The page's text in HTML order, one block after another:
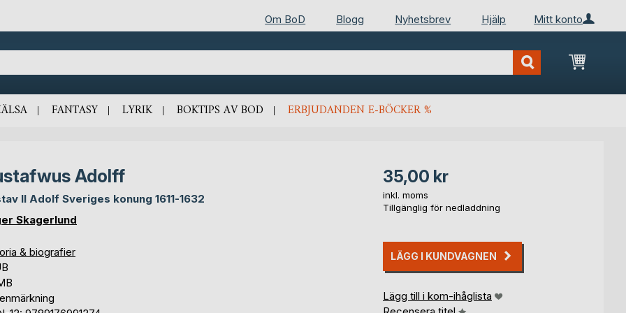
Mitt konto
Om BoD Blogg Nyhetsbrev Hjälp
Min
FANTASY LYRIK BOKTIPS AV BOD ERBJUDANDEN E-BÖCKER %
Adolff
II Adolf Sveriges konung 1611-1632
Skagerlund
& biografier
35,00 kr
inkl. moms
Tillgänglig för nedladdning
LÄGG I KUNDVAGNEN
Lägg till i kom-ihåglista